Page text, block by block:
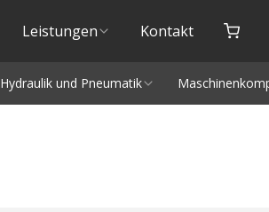
Leistungen Kontakt
Hydraulik und Pneumatik